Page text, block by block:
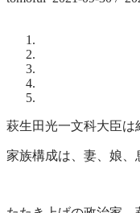
萩生田光一文科大臣は
家族構成は、妻、娘、